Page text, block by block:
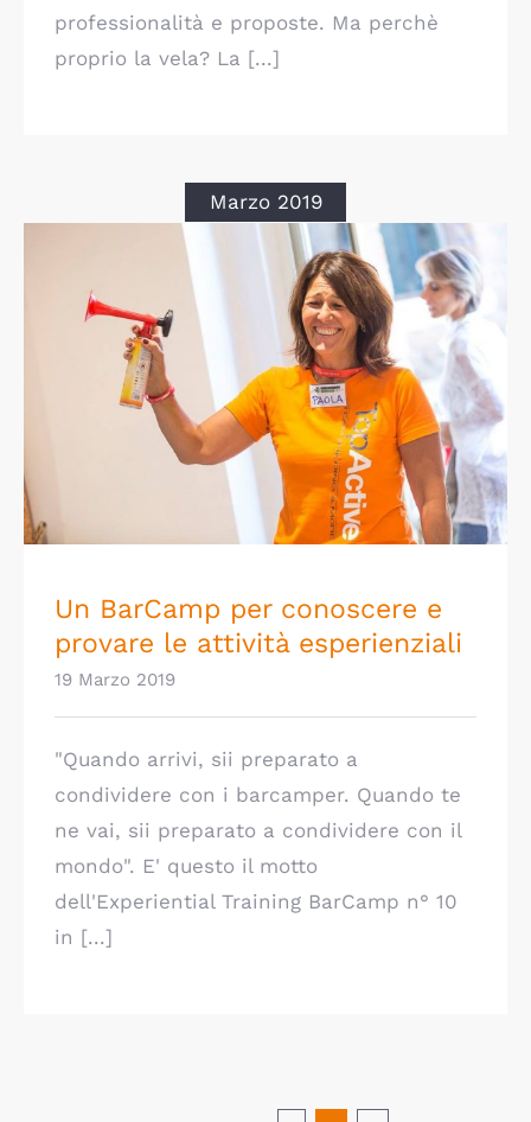
professionalità e proposte. Ma perchè
proprio la vela? La [...]
Marzo 2019
Un BarCamp per conoscere e provare le
attività esperienziali
Un BarCamp per conoscere e
provare le attività esperienziali
19 Marzo 2019
"Quando arrivi, sii preparato a
condividere con i barcamper. Quando te
ne vai, sii preparato a condividere con il
mondo". E' questo il motto
dell'Experiential Training BarCamp n° 10
in [...]